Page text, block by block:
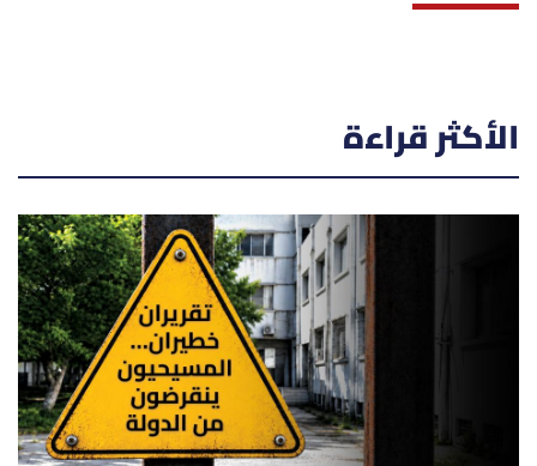
الأكثر قراءة